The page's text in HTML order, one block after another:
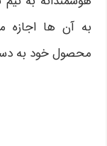
به آن ها اجازه
محصول خود به